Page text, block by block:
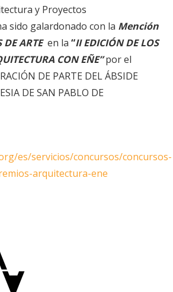
y Proyectos
sido galardonado con la Mención
ARTEen la “II EDICIÓN DE LOS
CON EÑE”por el
DE PARTE DEL ÁBSIDE
DE SAN PABLO DE
es/servicios/concursos/concursos-
arquitectura-ene